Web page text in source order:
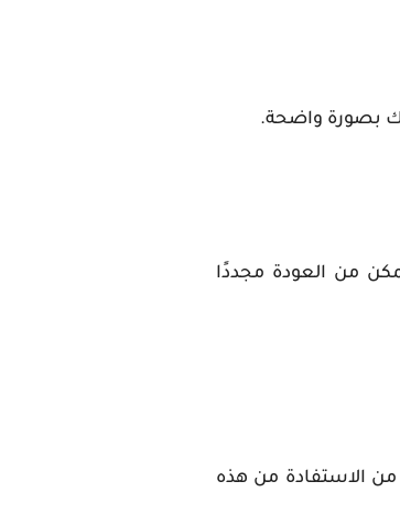
بصورة واضحة.
من العودة مجددًا
الاستفادة من هذه